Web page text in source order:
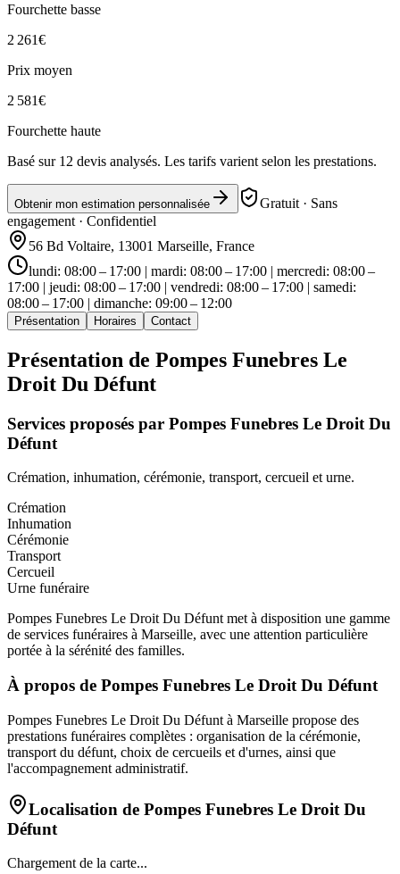
Fourchette basse
2 261€
Prix moyen
2 581€
Fourchette haute
Basé sur 12 devis analysés. Les tarifs varient selon les prestations.
Obtenir mon estimation personnalisée
Gratuit · Sans
engagement · Confidentiel
56 Bd Voltaire, 13001 Marseille, France
lundi: 08:00 – 17:00 | mardi: 08:00 – 17:00 | mercredi: 08:00 –
17:00 | jeudi: 08:00 – 17:00 | vendredi: 08:00 – 17:00 | samedi:
08:00 – 17:00 | dimanche: 09:00 – 12:00
Présentation Horaires Contact
Présentation de Pompes Funebres Le
Droit Du Défunt
Services proposés par Pompes Funebres Le Droit Du
Défunt
Crémation, inhumation, cérémonie, transport, cercueil et urne.
Crémation
Inhumation
Cérémonie
Transport
Cercueil
Urne funéraire
Pompes Funebres Le Droit Du Défunt met à disposition une gamme
de services funéraires à Marseille, avec une attention particulière
portée à la sérénité des familles.
À propos de Pompes Funebres Le Droit Du Défunt
Pompes Funebres Le Droit Du Défunt à Marseille propose des
prestations funéraires complètes : organisation de la cérémonie,
transport du défunt, choix de cercueils et d'urnes, ainsi que
l'accompagnement administratif.
Localisation de Pompes Funebres Le Droit Du
Défunt
Chargement de la carte...